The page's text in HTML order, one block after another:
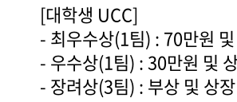
[대학생 UCC]
- 최우수상(1팀) : 70만원
- 우수상(1팀) : 30만원 및
- 장려상(3팀) : 부상 및 상장